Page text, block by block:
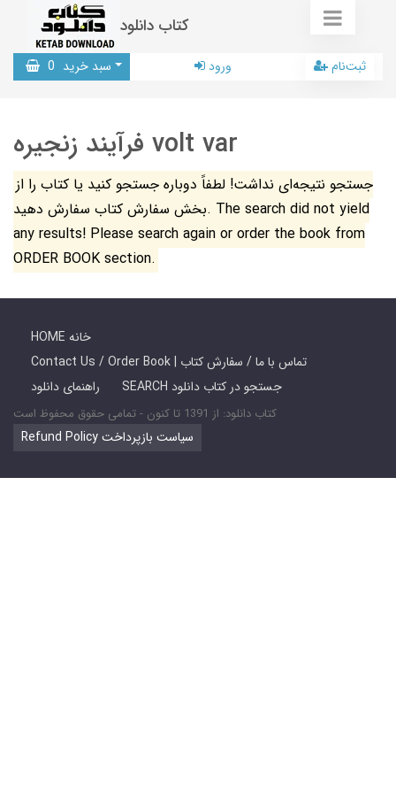
کتاب دانلود
سبد خرید 0 ورود ثبت‌نام
فرآیند زنجیره volt var
جستجو نتیجه‌ای نداشت! لطفاً دوباره جستجو کنید یا کتاب را از
بخش سفارش کتاب سفارش دهید. The search did not yield
any results! Please search again or order the book from
ORDER BOOK section.
HOME خانه
Contact Us / Order Book | تماس با ما / سفارش کتاب
راهنمای دانلود
SEARCH جستجو در کتاب دانلود
کتاب دانلود: از 1391 تا کنون - تمامی حقوق محفوظ است
Refund Policy سیاست بازپرداخت